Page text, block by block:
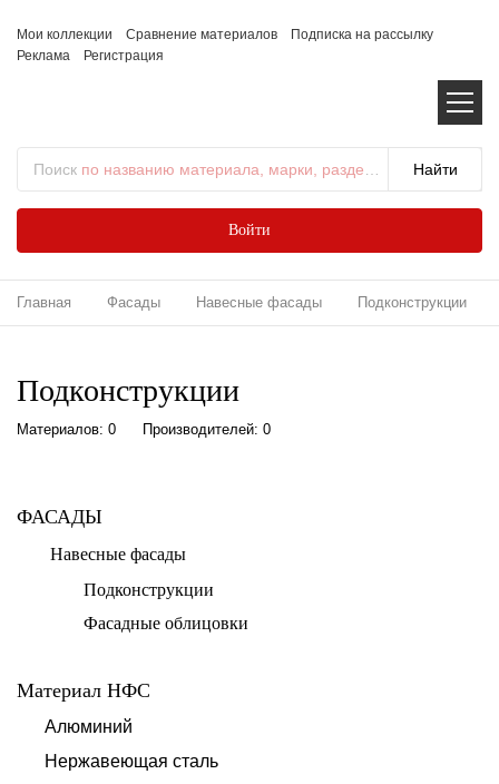
Мои коллекции Сравнение материалов
Подписка на рассылку
Реклама
Регистрация
Поиск по названию материала, марки, раздела...
Войти
Главная Фасады Навесные фасады Подконструкции
Подконструкции
Материалов: 0 Производителей: 0
ФАСАДЫ
Навесные фасады
Подконструкции
Фасадные облицовки
Материал НФС
Алюминий
Нержавеющая сталь